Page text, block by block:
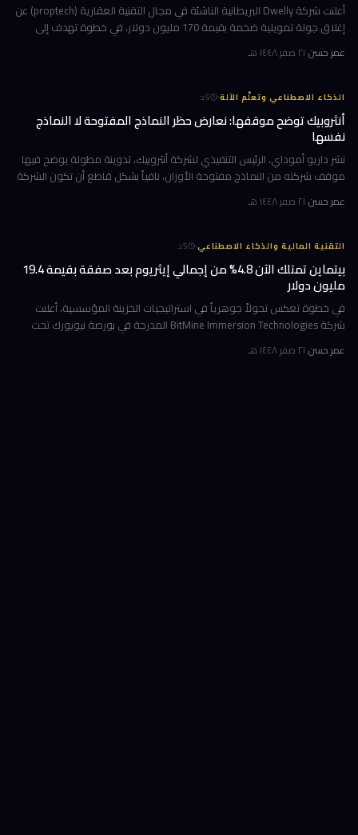
أعلنت شركة Dwelly البريطانية الناشئة في مجال التقنية العقارية (proptech) عن
إغلاق جولة تمويلية ضخمة بقيمة 170 مليون دولار، في خطوة تهدف إلى
عمر حسن·٢١ صفر ١٤٤٨ هـ
الذكاء الاصطناعي وتعلّم الآلة·
5د
أنثروبيك توضح موقفها: نعارض حظر النماذج المفتوحة لا النماذج
نفسها
نشر داريو أموداي، الرئيس التنفيذي لشركة أنثروبيك، تدوينة مطولة يوضح فيها
موقف شركته من النماذج مفتوحة الأوزان، نافياً بشكل قاطع أن تكون الشركة
عمر حسن·٢١ صفر ١٤٤٨ هـ
التقنية المالية والذكاء الاصطناعي·
5د
بيتماين تمتلك الآن 4.8% من إجمالي إيثريوم بعد صفقة بقيمة 19.4
مليون دولار
في خطوة تعكس تحولاً جوهرياً في استراتيجيات الخزينة المؤسسية، أعلنت
شركة BitMine Immersion Technologies المدرجة في بورصة نيويورك تحت
عمر حسن·٢١ صفر ١٤٤٨ هـ